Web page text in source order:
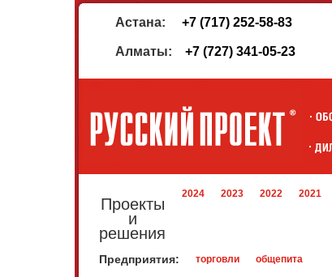
Астана: +7 (717) 252-58-83
Алматы: +7 (727) 341-05-23
Проекты
и
решения
2024 2023 2022 2021
Предприятия: торговли общепита